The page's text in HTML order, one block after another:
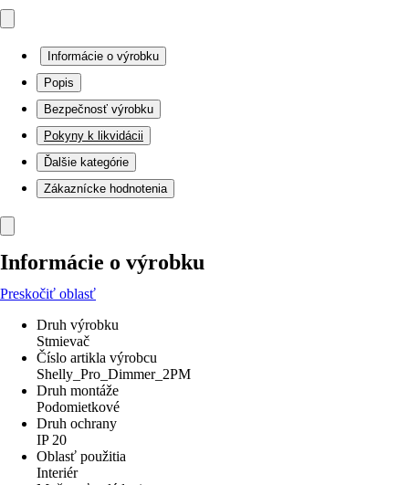
Informácie o výrobku
Popis
Bezpečnosť výrobku
Pokyny k likvidácii
Ďalšie kategórie
Zákaznícke hodnotenia
Informácie o výrobku
Preskočiť oblasť
Druh výrobku
Stmievač
Číslo artikla výrobcu
Shelly_Pro_Dimmer_2PM
Druh montáže
Podomietkové
Druh ochrany
IP 20
Oblasť použitia
Interiér